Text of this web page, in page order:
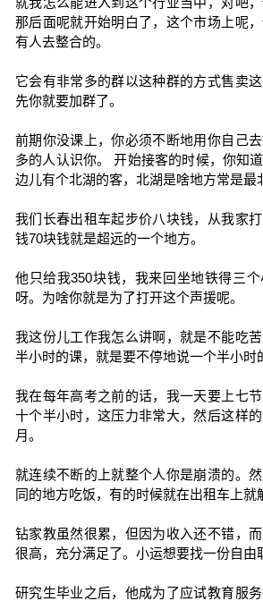
那后面呢就开始明白了，这个市场上呢
有人去整合的。
它会有非常多的群以这种群的方式售卖
先你就要加群了。
前期你没课上，你必须不断地用你自己
多的人认识你。 开始接客的时候，你知
边儿有个北湖的客，北湖是啥地方常是最
我们长春出租车起步价八块钱，从我家
钱70块钱就是超远的一个地方。
他只给我350块钱，我来回坐地铁得三
呀。为啥你就是为了打开这个声援呢。
我这份儿工作我怎么讲啊，就是不能吃
半小时的课，就是要不停地说一个半小时
我在每年高考之前的话，我一天要上七
十个半小时，这压力非常大，然后这样
月。
就连续不断的上就整个人你是崩溃的。
同的地方吃饭，有的时候就在出租车上就
钻家教虽然很累，但因为收入还不错，
很高，充分满足了。小运想要找一份自由
研究生毕业之后，他成为了应试教育服